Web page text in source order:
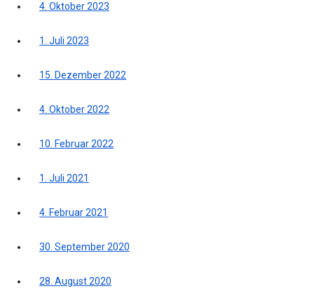
4. Oktober 2023
1. Juli 2023
15. Dezember 2022
4. Oktober 2022
10. Februar 2022
1. Juli 2021
4. Februar 2021
30. September 2020
28. August 2020